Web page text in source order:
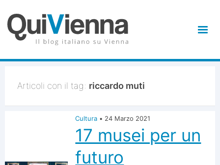
Articoli con il tag: riccardo muti
Cultura • 24 Marzo 2021
17 musei per un
futuro